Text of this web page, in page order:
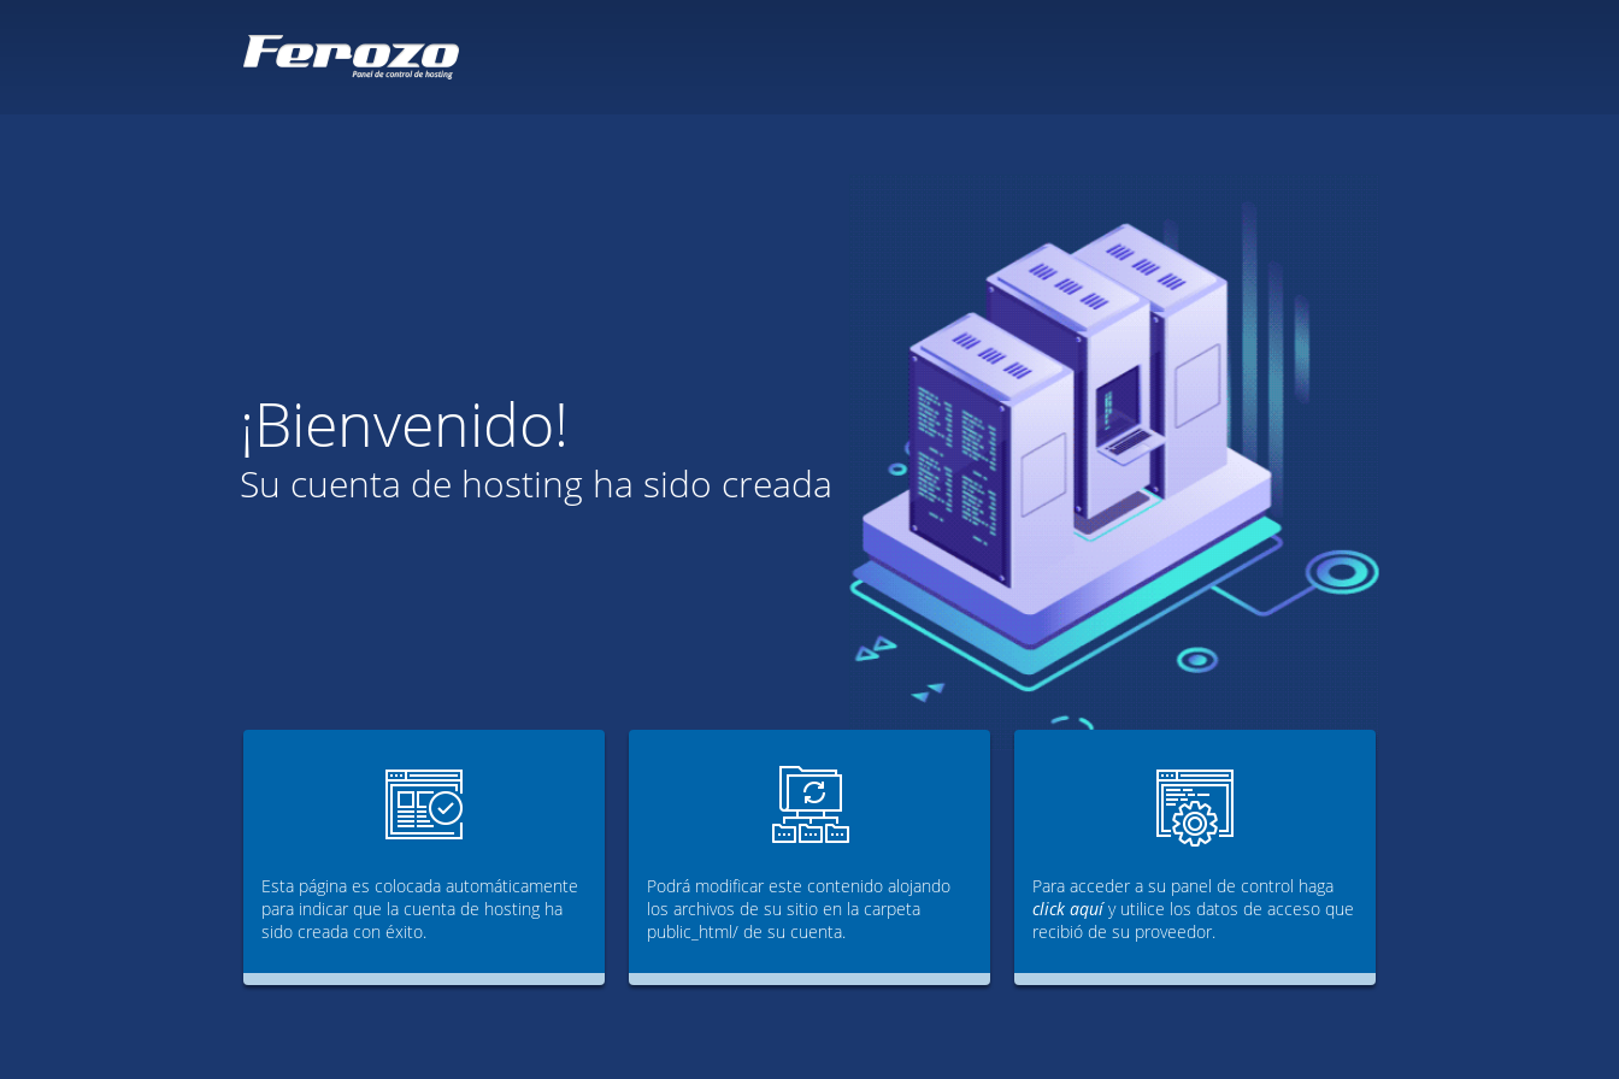
¡Bienvenido!
Su cuenta de hosting ha sido creada
Esta página es colocada automáticamente
para indicar que la cuenta de hosting ha
sido creada con éxito.
Podrá modificar este contenido alojando
los archivos de su sitio en la carpeta
public_html/ de su cuenta.
Para acceder a su panel de control haga
click aquíy utilice los datos de acceso que
recibió de su proveedor.